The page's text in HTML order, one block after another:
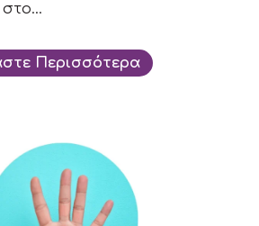
Περισσότερα